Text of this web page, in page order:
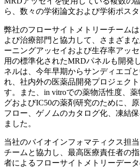
ら、数々の学術論文および学術ポス
弊社のフローサイトメトリーチーム
よび治療部門と協力して、さまざま
ーニングアッセイおよび生存率アッ
用の標準化されたMRDパネルも開発
ネルは、今年早期からサンディエゴ
れ、社内外の医薬品開発プロジェク
す。また、in vitroでの薬物活性度、
グおよびIC50の薬剤研究のために、
フロー、ゲノムのカタログ化、凍結
ました。
当社のバイオインフォマティクス担
チームと協力し、最高医療責任者の
者によるフローサイトメトリーデー